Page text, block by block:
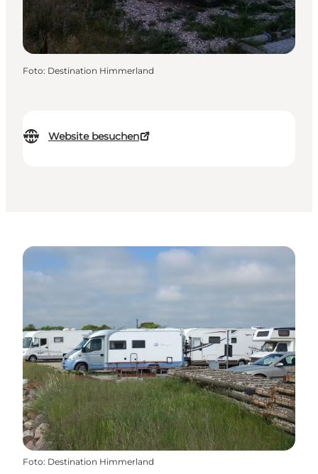
Website besuchen
Foto: Destination Himmerland
Foto: Destination Himmerland